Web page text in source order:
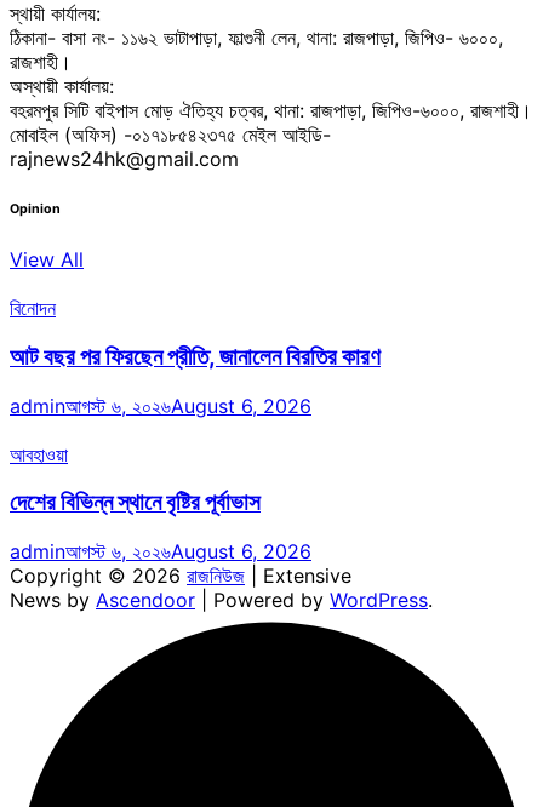
স্থায়ী কার্যালয়:
ঠিকানা- বাসা নং- ১১৬২ ভাটাপাড়া, ফাল্গুনী লেন, থানা: রাজপাড়া, জিপিও- ৬০০০,
রাজশাহী।
অস্থায়ী কার্যালয়:
বহরমপুর সিটি বাইপাস মোড় ঐতিহ্য চত্বর, থানা: রাজপাড়া, জিপিও-৬০০০, রাজশাহী।
মোবাইল (অফিস) -০১৭১৮৫৪২৩৭৫ মেইল আইডি-
rajnews24hk@gmail.com
Opinion
View All
বিনোদন
আট বছর পর ফিরছেন প্রীতি, জানালেন বিরতির কারণ
adminআগস্ট ৬, ২০২৬August 6, 2026
আবহাওয়া
দেশের বিভিন্ন স্থানে বৃষ্টির পূর্বাভাস
adminআগস্ট ৬, ২০২৬August 6, 2026
Copyright © 2026 রাজনিউজ | Extensive
News by Ascendoor | Powered by WordPress.